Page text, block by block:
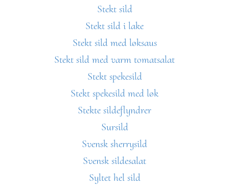
Stekt sild
Stekt sild i lake
Stekt sild med løksaus
Stekt sild med varm tomatsalat
Stekt spekesild
Stekt spekesild med løk
Stekte sildeflyndrer
Sursild
Svensk sherrysild
Svensk sildesalat
Syltet hel sild